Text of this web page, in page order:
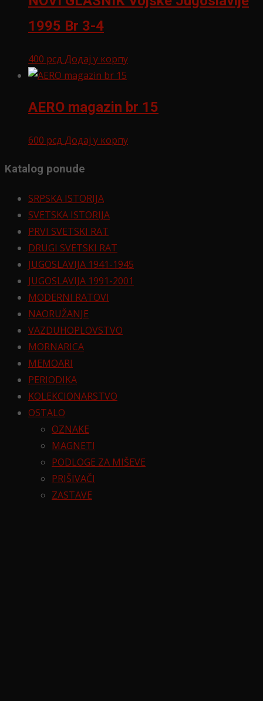
1995 Br 3-4
400 рсд Додај у корпу
AERO magazin br 15
600 рсд Додај у корпу
Katalog ponude
SRPSKA ISTORIJA
SVETSKA ISTORIJA
PRVI SVETSKI RAT
DRUGI SVETSKI RAT
JUGOSLAVIJA 1941-1945
JUGOSLAVIJA 1991-2001
MODERNI RATOVI
NAORUŽANJE
VAZDUHOPLOVSTVO
MORNARICA
MEMOARI
PERIODIKA
KOLEKCIONARSTVO
OSTALO
OZNAKE
MAGNETI
PODLOGE ZA MIŠEVE
PRIŠIVAČI
ZASTAVE